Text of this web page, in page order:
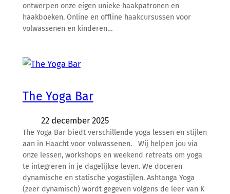
ontwerpen onze eigen unieke haakpatronen en
haakboeken. Online en offline haakcursussen voor
volwassenen en kinderen…
The Yoga Bar
22 december 2025
The Yoga Bar biedt verschillende yoga lessen en stijlen
aan in Haacht voor volwassenen. Wij helpen jou via
onze lessen, workshops en weekend retreats om yoga
te integreren in je dagelijkse leven. We doceren
dynamische en statische yogastijlen. Ashtanga Yoga
(zeer dynamisch) wordt gegeven volgens de leer van K